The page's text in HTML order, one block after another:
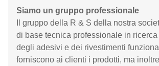
Siamo un gruppo professionale
Il gruppo della R & S della nostra
di base tecnica professionale in
degli adesivi e dei rivestimenti
forniscono ai clienti i prodotti, ma